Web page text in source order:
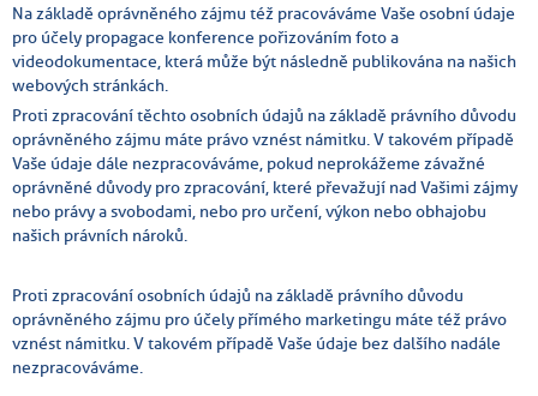
Na základě oprávněného zájmu též pracováváme Vaše osobní údaje
pro účely propagace konference pořizováním foto a
videodokumentace, která může být následně publikována na našich
webových stránkách.
Proti zpracování těchto osobních údajů na základě právního důvodu
oprávněného zájmu máte právo vznést námitku. V takovém případě
Vaše údaje dále nezpracováváme, pokud neprokážeme závažné
oprávněné důvody pro zpracování, které převažují nad Vašimi zájmy
nebo právy a svobodami, nebo pro určení, výkon nebo obhajobu
našich právních nároků.
Proti zpracování osobních údajů na základě právního důvodu
oprávněného zájmu pro účely přímého marketingu máte též právo
vznést námitku. V takovém případě Vaše údaje bez dalšího nadále
nezpracováváme.